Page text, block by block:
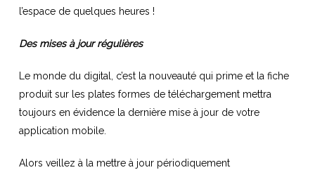
l’espace de quelques heures !
Des mises à jour régulières
Le monde du digital, c’est la nouveauté qui prime et la fiche
produit sur les plates formes de téléchargement mettra
toujours en évidence la dernière mise à jour de votre
application mobile.
Alors veillez à la mettre à jour périodiquement